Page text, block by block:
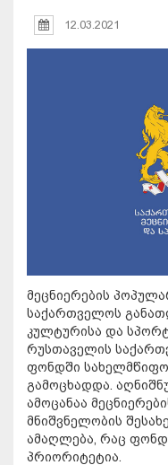
12.03.2021
მეცნიერების
საქართველოს
კულტურისა და
რუსთაველის
ფონდში სახელმწიფო
გამოცხადდა.
ამოცანაა
მნიშვნელობის
ამაღლება, რაც
პრიორიტეტია.